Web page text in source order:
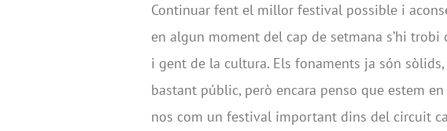
Continuar fent el millor festival possible i
en algun moment del cap de setmana s’hi
i gent de la cultura. Els fonaments ja són
bastant públic, però encara penso que estem
nos com un festival important dins del circuit